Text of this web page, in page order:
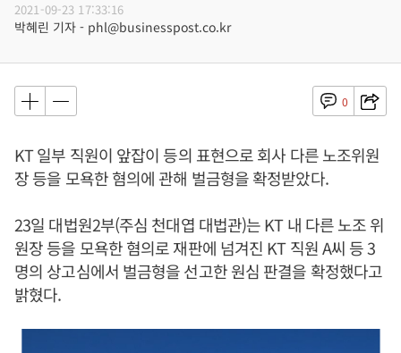
2021-09-23 17:33:16
박혜린 기자 - phl@businesspost.co.kr
0
KT 일부 직원이 앞잡이 등의 표현으로 회사 다른 노조위원
장 등을 모욕한 혐의에 관해 벌금형을 확정받았다.
23일 대법원2부(주심 천대엽 대법관)는 KT 내 다른 노조 위
원장 등을 모욕한 혐의로 재판에 넘겨진 KT 직원 A씨 등 3
명의 상고심에서 벌금형을 선고한 원심 판결을 확정했다고
밝혔다.